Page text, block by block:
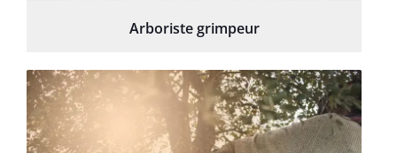
Arboriste grimpeur